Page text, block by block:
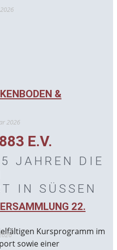
E.V.
JAHREN DIE
IN SÜSSEN
Kursprogramm im
sowie einer
&
2026
22.